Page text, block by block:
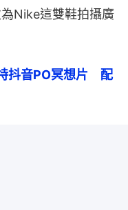
Nike這雙鞋拍攝廣
抖音PO冥想片　配